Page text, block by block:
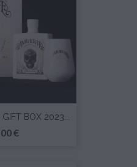
BOX 2023...
€